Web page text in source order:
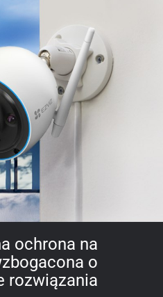
ochrona na
o
rozwiązania